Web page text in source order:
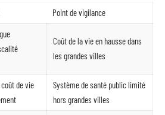
Point de vigilance
Coût de la vie en hausse dans
les grandes villes
de vie
Système de santé public limité
hors grandes villes